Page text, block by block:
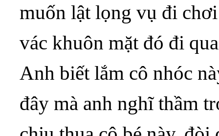
muốn lật lọng vụ đi
vác khuôn mặt đó đi
Anh biết lắm cô nhóc
đây mà anh nghĩ thầm